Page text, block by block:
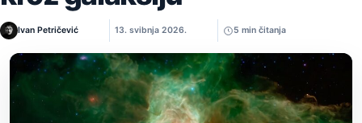
Ivan Petričević 13. svibnja 2026. 5 min čitanja